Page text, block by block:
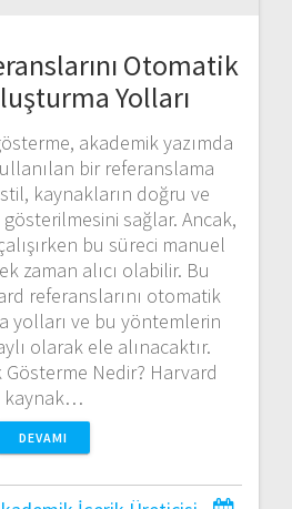
Otomatik
Yolları
akademik yazımda
bir referanslama
kaynakların doğru ve
sağlar. Ancak,
bu süreci manuel
zaman alıcı olabilir. Bu
referanslarını otomatik
yolları ve bu yöntemlerin
olarak ele alınacaktır.
Nedir? Harvard
kaynak…
DEVAMI